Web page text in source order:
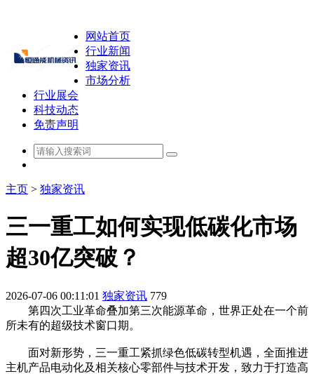
网站首页
行业新闻
独家资讯
市场分析
行业展会
科技动态
免责声明
主页 > 独家资讯
三一重工如何实现低碳化市场
超30亿突破？
2026-07-06 00:11:01 独家资讯 779
第四次工业革命叠加第三次能源革命，世界正处在一个前
所未有的超级技术窗口期。
面对新形势，三一重工紧抓绿色低碳转型机遇，全面推进
主机产品电动化及相关核心零部件与技术开发，致力于打造高